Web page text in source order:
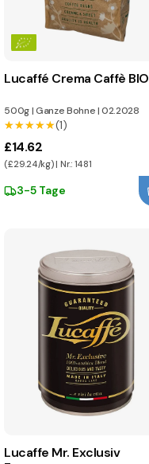
Lucaffé Crema Caffè BIO
500g|Ganze Bohne|02.2028
★★★★★
★★★★★(1)
£14.62
(£29.24/kg) | Nr.: 1481
3-5 Tage
Lucaffe Mr. Exclusiv